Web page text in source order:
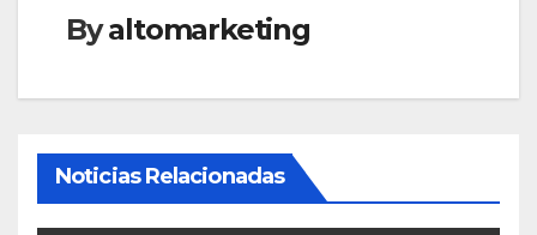
Byaltomarketing
Noticias Relacionadas